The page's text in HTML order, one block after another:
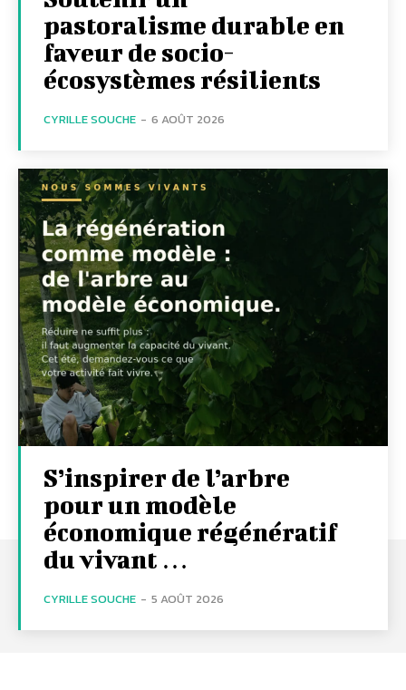
pastoralisme durable en
faveur de socio-
écosystèmes résilients
CYRILLE SOUCHE - 6 AOÛT 2026
S’inspirer de l’arbre
pour un modèle
économique régénératif
du vivant …
CYRILLE SOUCHE - 5 AOÛT 2026